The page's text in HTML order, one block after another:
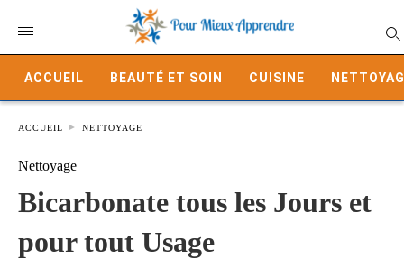
ACCUEIL BEAUTÉ ET SOIN CUISINE
ACCUEIL NETTOYAGE
Nettoyage
Bicarbonate tous les Jours et
pour tout Usage